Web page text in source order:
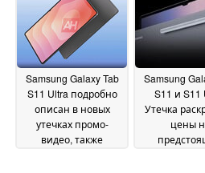
Samsung Galaxy Tab
S11 Ultra подробно
описан в новых
утечках промо-
видео, также
Samsung
S11 и S11
Утечка
цены